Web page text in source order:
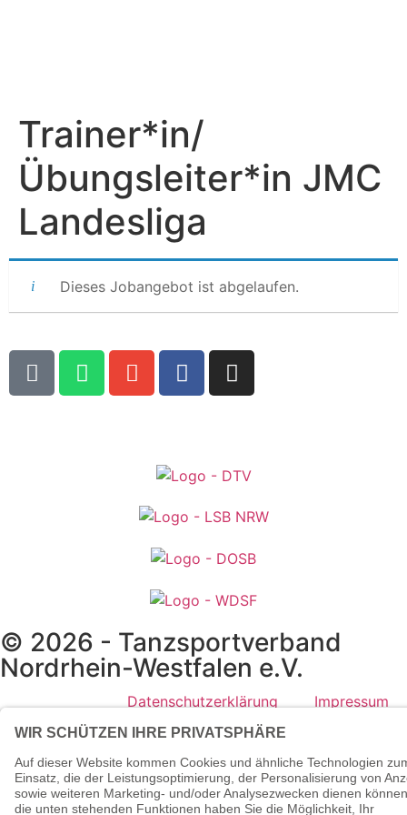
Trainer*in/
Übungsleiter*in JMC
Landesliga
Dieses Jobangebot ist abgelaufen.
© 2026 - Tanzsportverband
Nordrhein-Westfalen e.V.
Datenschutzerklärung Impressum